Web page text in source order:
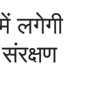
लगेगी